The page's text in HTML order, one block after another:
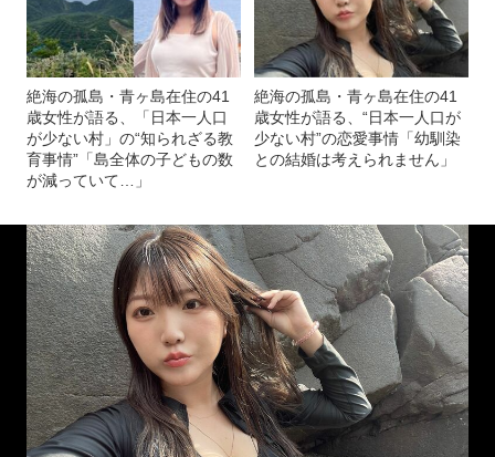
絶海の孤島・青ヶ島在住の41
歳女性が語る、「日本一人口
が少ない村」の“知られざる教
育事情”「島全体の子どもの数
が減っていて…」
絶海の孤島・青ヶ島在住の41
歳女性が語る、“日本一人口が
少ない村”の恋愛事情「幼馴染
との結婚は考えられません」